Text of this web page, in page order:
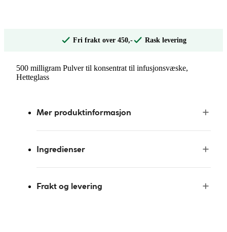
Fri frakt over 450,- Rask levering
500 milligram Pulver til konsentrat til infusjonsvæske,
Hetteglass
Mer produktinformasjon
Ingredienser
Frakt og levering